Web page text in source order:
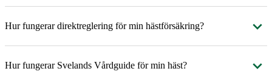
Hur fungerar direktreglering för min hästförsäkring?
Hur fungerar Svelands Vårdguide för min häst?